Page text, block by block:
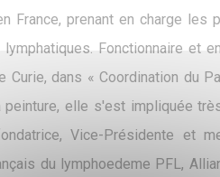
France, prenant en charge
Fonctionnaire et
Curie, dans « Coordination du
peinture, elle s'est impliquée
Vice-Présidente et
du lymphoedeme PFL,